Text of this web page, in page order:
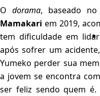
Odorama, baseado
Mamakari em 2019,
tem dificuldade em
após sofrer um
Yumeko perder sua
a jovem se encontra
ser feliz sendo quem é.